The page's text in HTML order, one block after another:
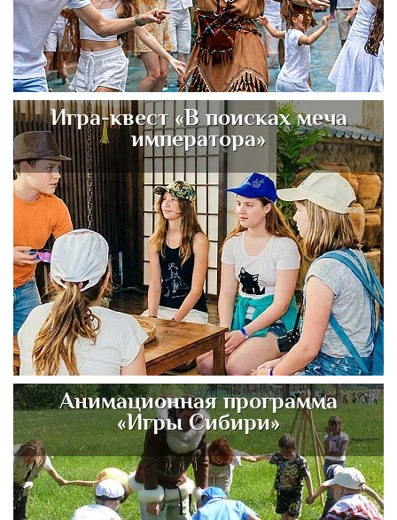
Игра-квест «В поисках меча
императора»
Анимационная программа
«Игры Сибири»